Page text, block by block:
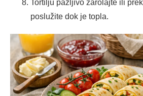
Tortilju pažljivo zarolajte ili
poslužite dok je topla.